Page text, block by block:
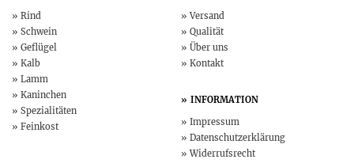
Rind
Schwein
Geflügel
Kalb
Lamm
Kaninchen
Spezialitäten
Feinkost
Versand
Qualität
Über uns
Kontakt
INFORMATION
Impressum
Datenschutz­erklärung
Widerruf­srecht